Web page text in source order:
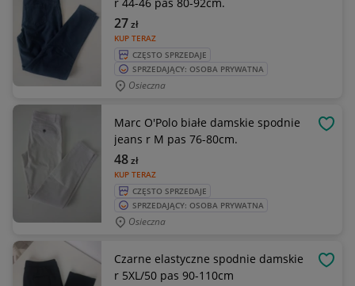
KUP TERAZ
27zł
CZĘSTO SPRZEDAJE
SPRZEDAJĄCY: OSOBA PRYWATNA
Osieczna
Marc O'Polo białe damskie spodnie
jeans r M pas 76-80cm.
KUP TERAZ
48zł
CZĘSTO SPRZEDAJE
SPRZEDAJĄCY: OSOBA PRYWATNA
Osieczna
Czarne elastyczne spodnie damskie
r 5XL/50 pas 90-110cm